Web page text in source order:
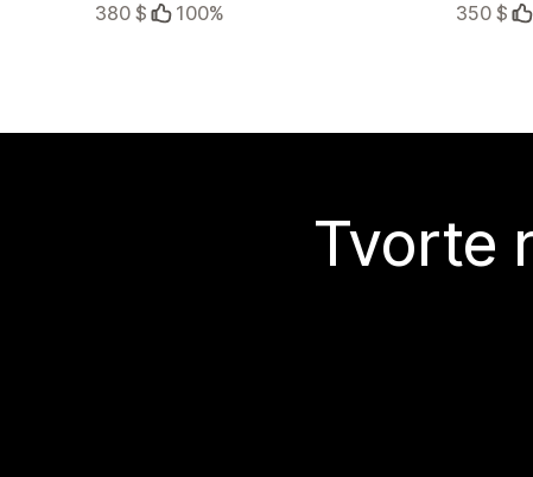
380 $
100%
350 $
Tvorte